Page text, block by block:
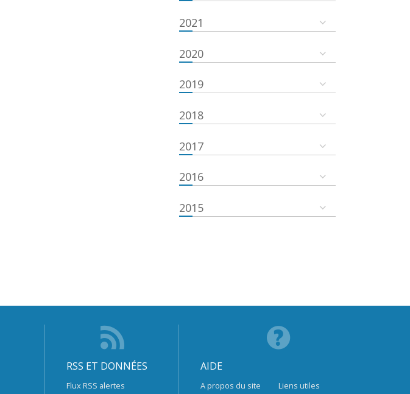
2021
2020
2019
2018
2017
2016
2015
RSS ET DONNÉES
Flux RSS alertes
AIDE
A propos du site Liens utiles